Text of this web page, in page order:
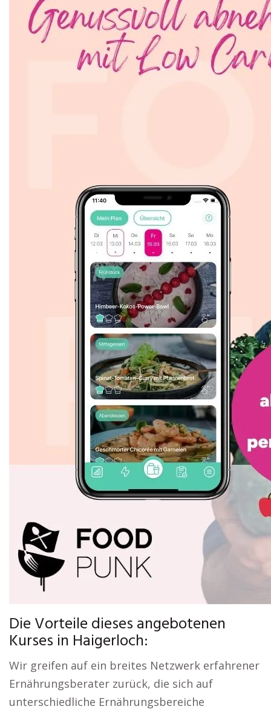
Die Vorteile dieses angebotenen
Kurses in Haigerloch:
Wir greifen auf ein breites Netzwerk erfahrener
Ernährungsberater zurück, die sich auf
unterschiedliche Ernährungsbereiche